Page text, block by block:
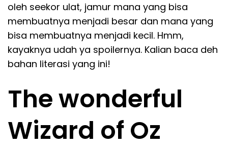
oleh seekor ulat, jamur mana yang bisa
membuatnya menjadi besar dan mana yang
bisa membuatnya menjadi kecil. Hmm,
kayaknya udah ya spoilernya. Kalian baca deh
bahan literasi yang ini!
The wonderful
Wizard of Oz